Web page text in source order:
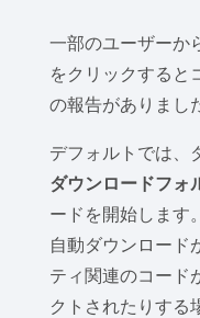
一部のユーザーか
をクリックすると
の報告がありまし
デフォルトでは、
ダウンロードフォ
ードを開始します
自動ダウンロード
ティ関連のコード
クトされたりする